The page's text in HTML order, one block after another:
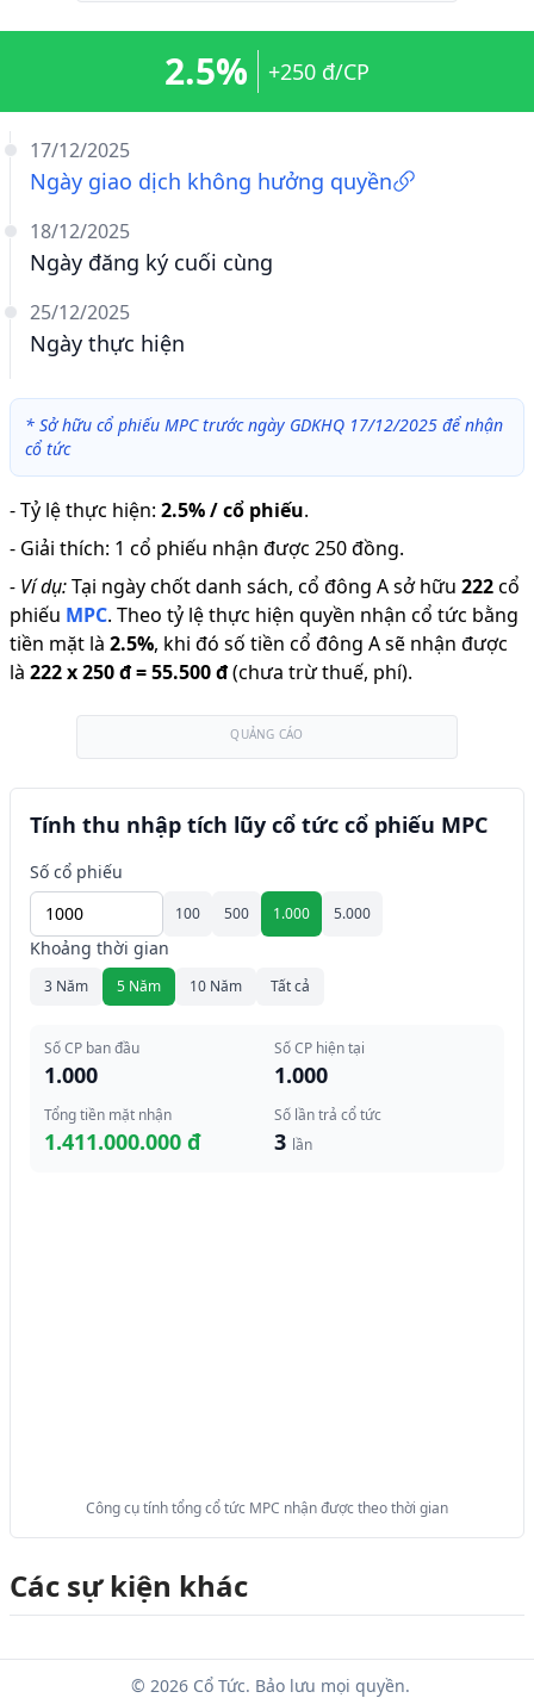
17/12/2025
Ngày giao dịch không hưởng quyền
18/12/2025
Ngày đăng ký cuối cùng
25/12/2025
Ngày thực hiện
2.5% +250 đ/CP
* Sở hữu cổ phiếu MPC trước ngày GDKHQ 17/12/2025 để nhận
cổ tức
-Tỷ lệ thực hiện: 2.5% / cổ phiếu.
- Giải thích: 1 cổ phiếu nhận được 250 đồng.
- Ví dụ:Tại ngày chốt danh sách, cổ đông A sở hữu 222cổ
phiếu MPC. Theo tỷ lệ thực hiện quyền nhận cổ tức bằng
tiền mặt là 2.5%, khi đó số tiền cổ đông A sẽ nhận được
là 222x250 đ=55.500 đ(chưa trừ thuế, phí).
QUẢNG CÁO
Tính thu nhập tích lũy cổ tức cổ phiếu MPC
Số cổ phiếu
100 500 1.000 5.000
Khoảng thời gian
3 Năm 5 Năm 10 Năm Tất cả
Số CP ban đầu
1.000
Số CP hiện tại
1.000
Tổng tiền mặt nhận
1.411.000.000 đ
Số lần trả cổ tức
3 lần
Công cụ tính tổng cổ tức MPC nhận được theo thời gian
Các sự kiện khác
© 2026 Cổ Tức. Bảo lưu mọi quyền.